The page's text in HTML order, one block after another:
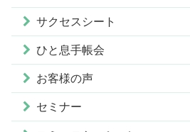
サクセスシート
ひと息手帳会
お客様の声
セミナー